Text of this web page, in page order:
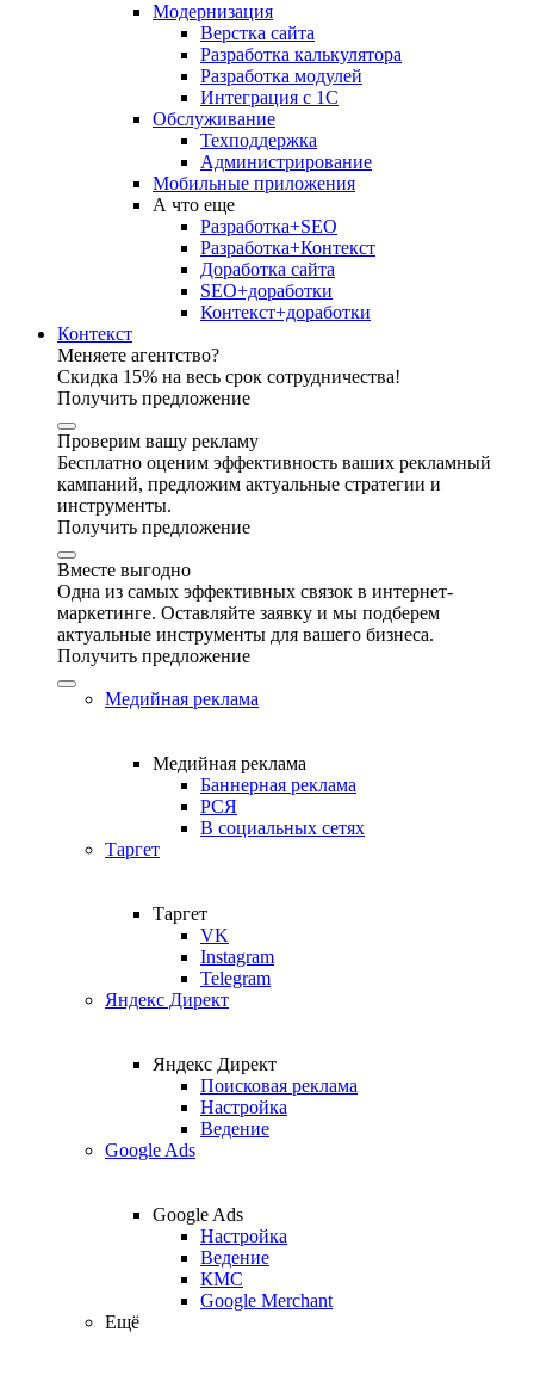
Модернизация
Верстка сайта
Разработка калькулятора
Разработка модулей
Интеграция с 1С
Обслуживание
Техподдержка
Администрирование
Мобильные приложения
А что еще
Разработка+SEO
Разработка+Контекст
Доработка сайта
SEO+доработки
Контекст+доработки
Контекст
Меняете агентство?
Скидка 15% на весь срок сотрудничества!
Получить предложение
Проверим вашу рекламу
Бесплатно оценим эффективность ваших рекламный
кампаний, предложим актуальные стратегии и
инструменты.
Получить предложение
Вместе выгодно
Одна из самых эффективных связок в интернет-
маркетинге. Оставляйте заявку и мы подберем
актуальные инструменты для вашего бизнеса.
Получить предложение
Медийная реклама
Медийная реклама
Баннерная реклама
РСЯ
В социальных сетях
Таргет
Таргет
VK
Instagram
Telegram
Яндекс Директ
Яндекс Директ
Поисковая реклама
Настройка
Ведение
Google Ads
Google Ads
Настройка
Ведение
КМС
Google Merchant
Ещё